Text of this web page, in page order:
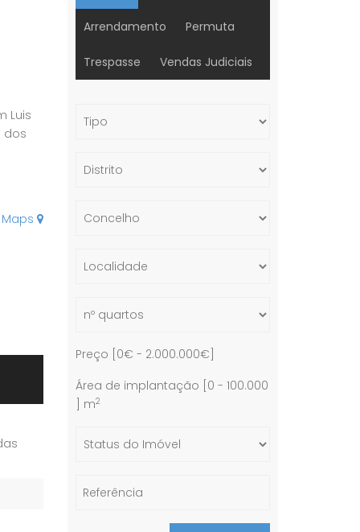
Luis
dos
Arrendamento Permuta
Trespasse Vendas Judiciais
Preço [ 0€ - 2.000.000€
Área de implantação [ 0 - 100.000
] m2